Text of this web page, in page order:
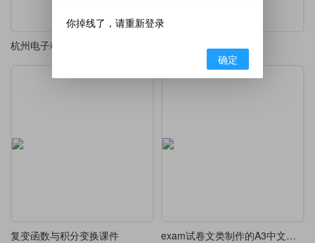
标点悬挂的格子排版
复变函数与积分变换课件 exam试卷文类制作的A3中文试卷样例（带装订线）
你掉线了，请重新登录
确定